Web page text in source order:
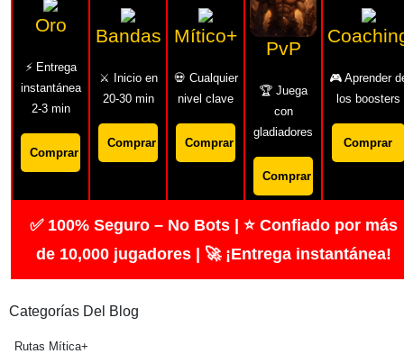
Oro
⚡ Entrega
instantánea
2-3 min
Comprar
Bandas
⚔️ Inicio en
20-30 min
Comprar
Mítico+
💀 Cualquier
nivel clave
Comprar
PvP
🏆 Juega
con
gladiadores
Comprar
🎮 Aprender
los boosters
Comprar
✅ 100% Seguro – No Bots | ⭐ Confiado por más
de 10,000 jugadores | 🚀 ¡Entrega instantánea!
Categorías Del Blog
Rutas Mítica+